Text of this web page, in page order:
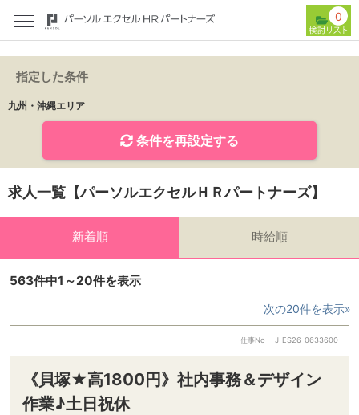
0
指定した条件
九州・沖縄エリア
条件を再設定する
求人一覧【パーソルエクセルＨＲパートナーズ】
新着順 時給順
563件中1～20件を表示
次の20件を表示»
仕事No J-ES26-0633600
《貝塚★高1800円》社内事務＆デザイン
作業♪土日祝休